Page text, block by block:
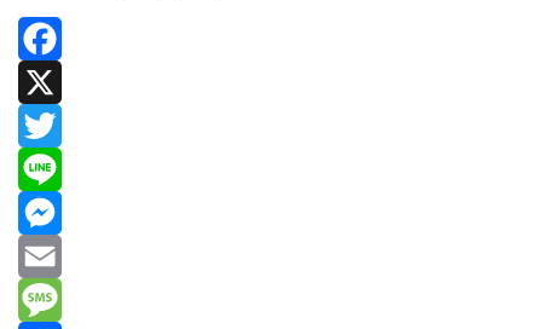
Facebook
X
Twitter
Line
Messenger
Email